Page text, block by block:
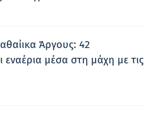
Άργους: 42
εναέρια μέσα στη μάχη με τις